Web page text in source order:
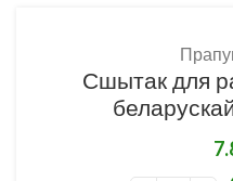
Сшытак для